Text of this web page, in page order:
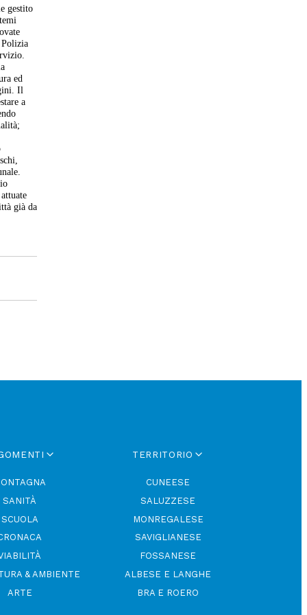
gestito
Polizia
ed
Il
a
già da
SANITÀ
SCUOLA
& AMBIENTE
ARTE
TERRITORIO
CUNEESE
SALUZZESE
MONREGALESE
SAVIGLIANESE
FOSSANESE
ALBESE E LANGHE
BRA E ROERO